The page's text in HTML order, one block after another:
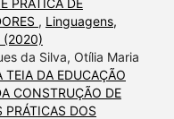
PRÁTICA DE
, Linguagens,
(2020)
da Silva, Otília Maria
TEIA DA EDUCAÇÃO
CONSTRUÇÃO DE
PRÁTICAS DOS